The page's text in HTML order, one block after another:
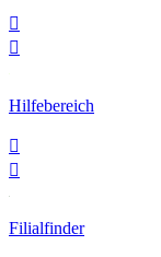


Hilfebereich


Filialfinder